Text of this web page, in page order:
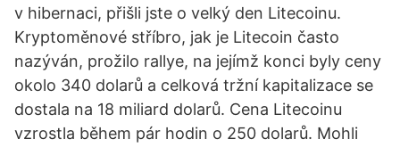
v hibernaci, přišli jste o velký den Litecoinu.
Kryptoměnové stříbro, jak je Litecoin často
nazýván, prožilo rallye, na jejímž konci byly ceny
okolo 340 dolarů a celková tržní kapitalizace se
dostala na 18 miliard dolarů. Cena Litecoinu
vzrostla během pár hodin o 250 dolarů. Mohli